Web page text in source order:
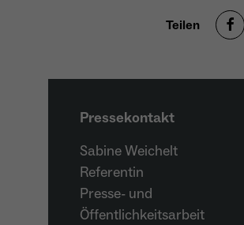
Teilen
Pressekontakt
Sabine Weichelt
Referentin
Presse- und
Öffentlichkeitsarbeit